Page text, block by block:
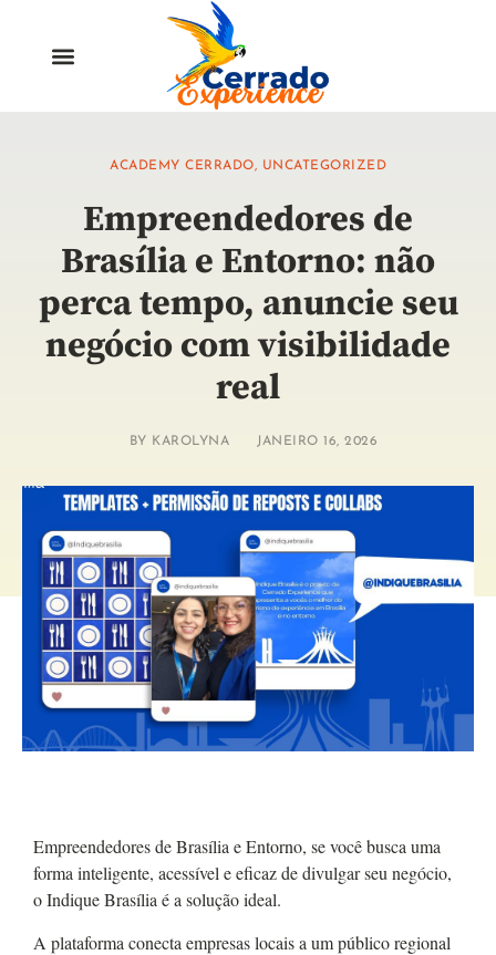
ACADEMY CERRADO, UNCATEGORIZED
Empreendedores de
Brasília e Entorno: não
perca tempo, anuncie seu
negócio com visibilidade
real
BY KAROLYNA JANEIRO 16, 2026
Empreendedores de Brasília e Entorno, se você busca uma
forma inteligente, acessível e eficaz de divulgar seu negócio,
o Indique Brasília é a solução ideal.
A plataforma conecta empresas locais a um público regional